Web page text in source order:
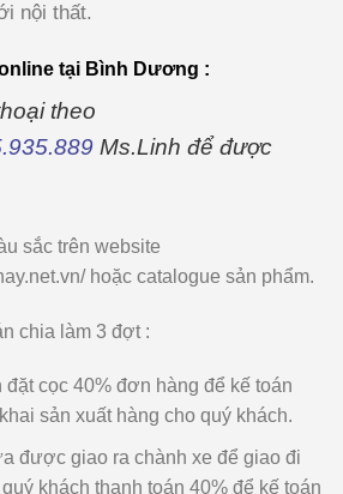
nội thất.
tại Bình Dương :
theo
Ms.Linh để được
sắc trên website
hoặc catalogue sản phẩm.
chia làm 3 đợt :
cọc 40% đơn hàng để kế toán
sản xuất hàng cho quý khách.
được giao ra chành xe để giao đi
khách thanh toán 40% để kế toán